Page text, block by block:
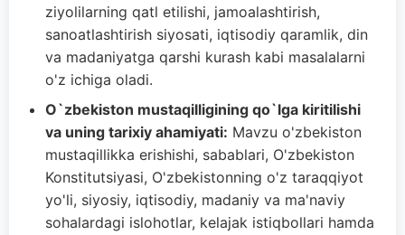
ziyolilarning qatl etilishi, jamoalashtirish,
sanoatlashtirish siyosati, iqtisodiy qaramlik, din
va madaniyatga qarshi kurash kabi masalalarni
o'z ichiga oladi.
O`zbekiston mustaqilligining qo`lga kiritilishi
va uning tarixiy ahamiyati: Mavzu o'zbekiston
mustaqillikka erishishi, sabablari, O'zbekiston
Konstitutsiyasi, O'zbekistonning o'z taraqqiyot
yo'li, siyosiy, iqtisodiy, madaniy va ma'naviy
sohalardagi islohotlar, kelajak istiqbollari hamda